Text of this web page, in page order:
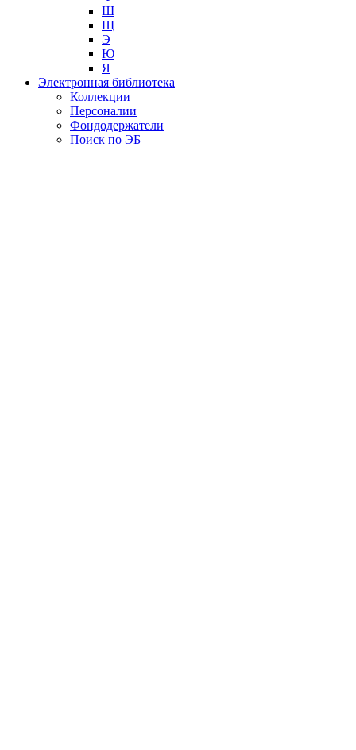
Ш
Щ
Э
Ю
Я
Электронная библиотека
Коллекции
Персоналии
Фондодержатели
Поиск по ЭБ